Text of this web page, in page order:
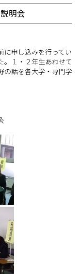
明会
に申し込みを行ってい
。１・２年生あわせて
の話を各大学・専門学